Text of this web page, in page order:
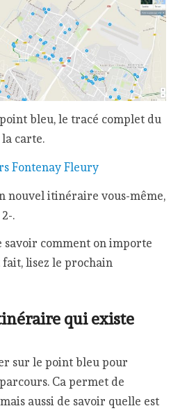
bleu, le tracé complet du
carte.
nouvel itinéraire vous-même,
.
savoir comment on importe
lisez le prochain
qui existe
sur le point bleu pour
Ca permet de
aussi de savoir quelle est